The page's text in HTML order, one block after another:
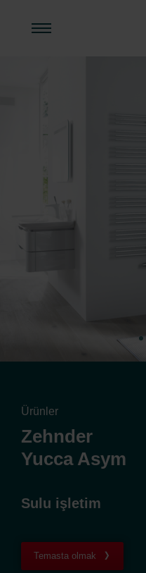
Ürünler
Zehnder
Yucca Asym
Sulu işletim
Temasta olmak